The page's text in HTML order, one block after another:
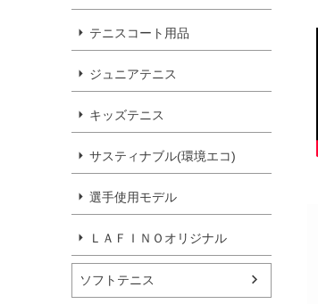
テニスコート用品
ジュニアテニス
キッズテニス
サスティナブル(環境エコ)
選手使用モデル
ＬＡＦＩＮＯオリジナル
ソフトテニス